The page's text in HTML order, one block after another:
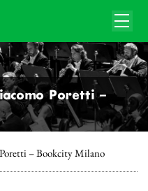
Poretti –
– Bookcity Milano